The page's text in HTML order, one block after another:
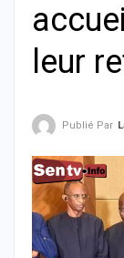
leur
Publié Par